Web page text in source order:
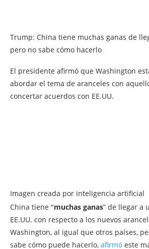
Trump: China tiene muchas ganas de
pero no sabe cómo hacerlo
El presidente afirmó que Washington
abordar el tema de aranceles con
concertar acuerdos con EE.UU.
Imagen creada por inteligencia artificial
China tiene "muchas ganas” de llegar a
EE.UU. con respecto a los nuevos
Washington, al igual que otros países,
sabe cómo puede hacerlo, afirmó este